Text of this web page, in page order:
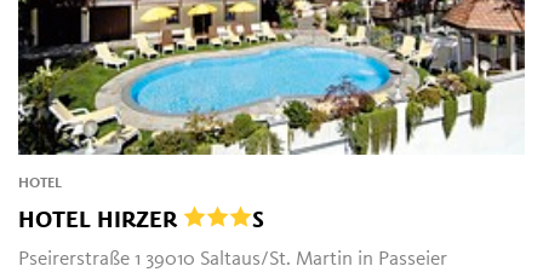
HOTEL
HOTEL HIRZER S
Pseirerstraße 1 39010 Saltaus/St. Martin in Passeier